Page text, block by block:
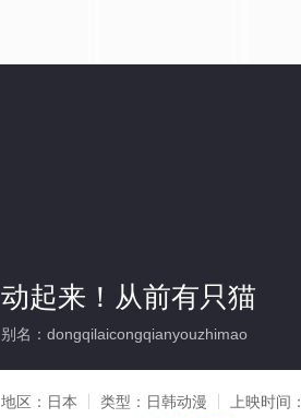
动起来！从前有只猫
别名：dongqilaicongqianyouzhimao
地区： 日本 类型： 日韩动漫 上映时间：